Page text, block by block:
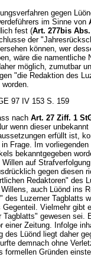
gegen
im Sinne von
fest (Art. 277bis
der
können, wer
wäre die namentliche
möglich, zumutbar
"die Redaktion des
97 IV 153 S. 159
nach Art. 27 Ziff. 1
wenn dieser
erfüllt ist,
Frage. Im
bekanntgegeben
auf
gegen diesen
Redaktoren" des
auch Lüönd ins
Luzerner Tagblatts
Vielmehr gibt
Tagblatts" gewesen sei.
einer Zeitung. Infolge
Lüönd liegt daher
demnach ohne
formellen Gründen